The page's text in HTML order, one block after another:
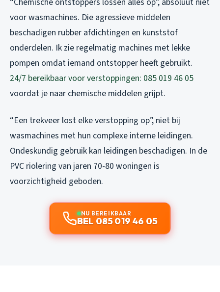
voor wasmachines. Die agressieve middelen
beschadigen rubber afdichtingen en kunststof
onderdelen. Ik zie regelmatig machines met lekke
pompen omdat iemand ontstopper heeft gebruikt.
24/7 bereikbaar voor verstoppingen: 085 019 46 05
voordat je naar chemische middelen grijpt.
“Een trekveer lost elke verstopping op”, niet bij
wasmachines met hun complexe interne leidingen.
Ondeskundig gebruik kan leidingen beschadigen. In de
PVC riolering van jaren 70-80 woningen is
voorzichtigheid geboden.
NU BEREIKBAAR
BEL 085 019 46 05